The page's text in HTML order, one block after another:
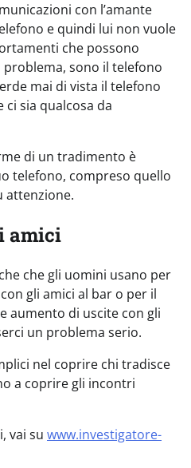
con l’amante
e quindi lui non vuole
che possono
sono il telefono
mai di vista il telefono
ci sia qualcosa da
di un tradimento è
telefono, compreso quello
attenzione.
amici
che gli uomini usano per
gli amici al bar o per il
aumento di uscite con gli
un problema serio.
nel coprire chi tradisce
a coprire gli incontri
vai su www.investigatore-